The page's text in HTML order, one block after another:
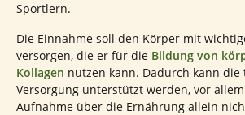
Sportlern.
Die Einnahme soll den Körper mit
versorgen, die er für die Bildung von
Kollagen nutzen kann. Dadurch kann die
Versorgung unterstützt werden, vor
Aufnahme über die Ernährung allein